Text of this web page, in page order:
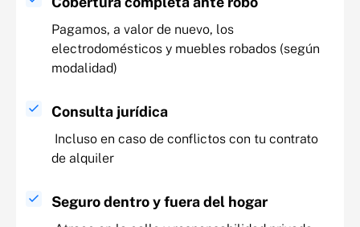
Pagamos, a valor de nuevo, los
electrodomésticos y muebles robados (según
modalidad)
Consulta jurídica
Incluso en caso de conflictos con tu contrato
de alquiler
Seguro dentro y fuera del hogar